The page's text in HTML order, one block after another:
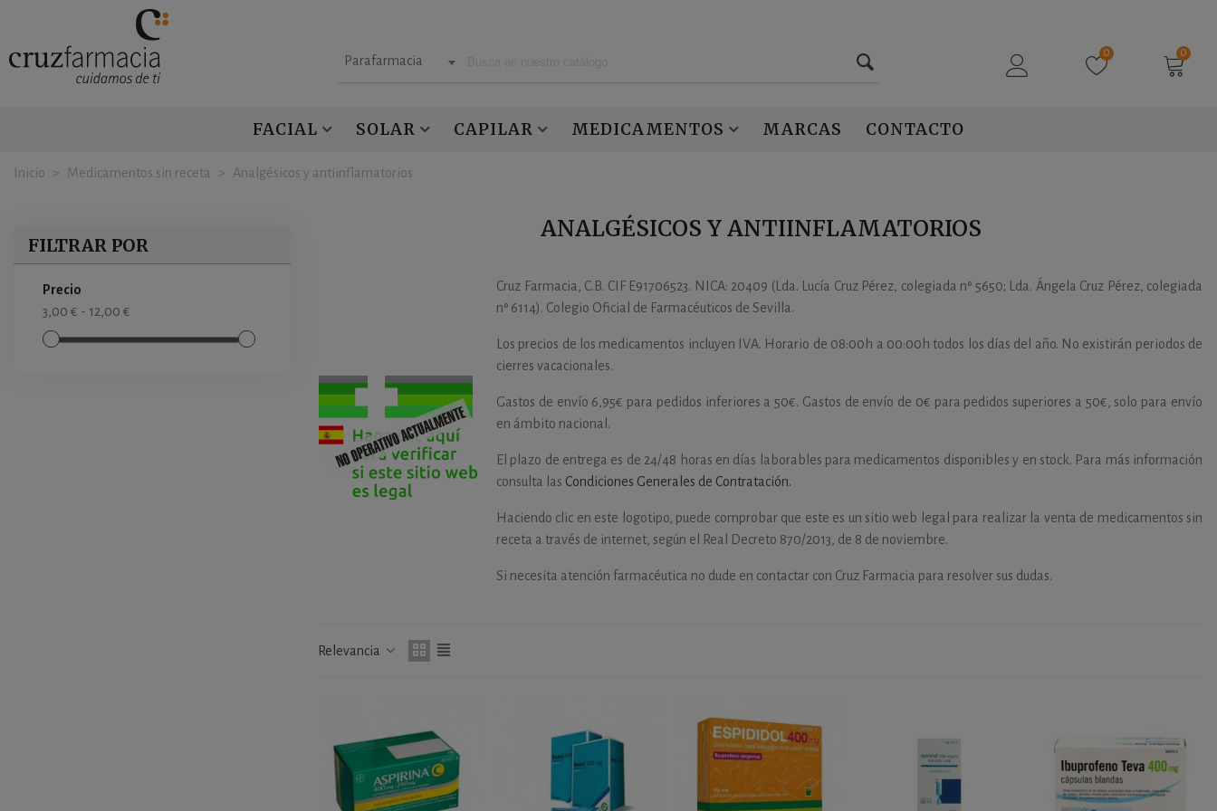
Parafarmacia
0 0
FACIAL SOLAR CAPILAR MEDICAMENTOS MARCAS CONTACTO
Inicio > Medicamentos sin receta > Analgésicos y antiinflamatorios
FILTRAR POR
Precio
3,00 € - 12,00 €
ANALGÉSICOS Y ANTIINFLAMATORIOS
Cruz Farmacia, C.B. CIF E91706523. NICA: 20409 (Lda. Lucía Cruz Pérez, colegiada nº 5650; Lda. Ángela Cruz Pérez, colegiada
nº 6114). Colegio Oficial de Farmacéuticos de Sevilla.
Los precios de los medicamentos incluyen IVA. Horario de 08:00h a 00:00h todos los días del año. No existirán periodos de
cierres vacacionales.
Gastos de envío 6,95€ para pedidos inferiores a 50€. Gastos de envío de 0€ para pedidos superiores a 50€, solo para envío
en ámbito nacional.
El plazo de entrega es de 24/48 horas en días laborables para medicamentos disponibles y en stock. Para más información
consulta las Condiciones Generales de Contratación.
Haciendo clic en este logotipo, puede comprobar que este es un sitio web legal para realizar la venta de medicamentos sin
receta a través de internet, según el Real Decreto 870/2013, de 8 de noviembre.
Si necesita atención farmacéutica no dude en contactar con Cruz Farmacia para resolver sus dudas.
Relevancia